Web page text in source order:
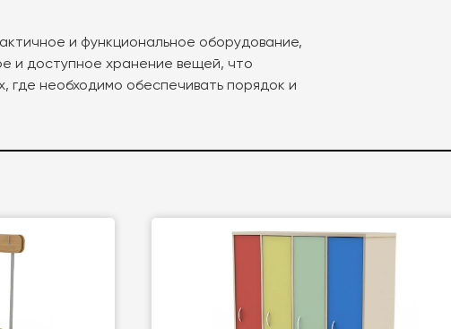
и функциональное оборудование,
и доступное хранение вещей, что
где необходимо обеспечивать порядок и